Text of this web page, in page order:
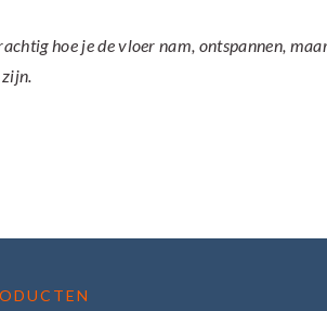
hoe je de vloer nam, ontspannen,